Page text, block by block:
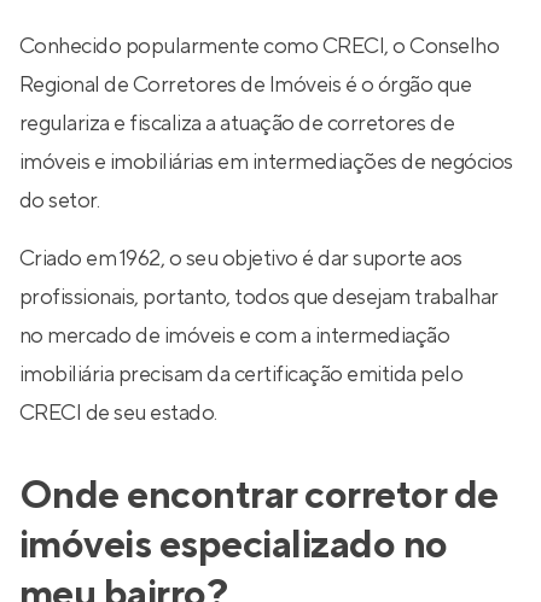
Conhecido popularmente como CRECI, o Conselho
Regional de Corretores de Imóveis é o órgão que
regulariza e fiscaliza a atuação de corretores de
imóveis e imobiliárias em intermediações de negócios
do setor.
Criado em 1962, o seu objetivo é dar suporte aos
profissionais, portanto, todos que desejam trabalhar
no mercado de imóveis e com a intermediação
imobiliária precisam da certificação emitida pelo
CRECI de seu estado.
Onde encontrar corretor de
imóveis especializado no